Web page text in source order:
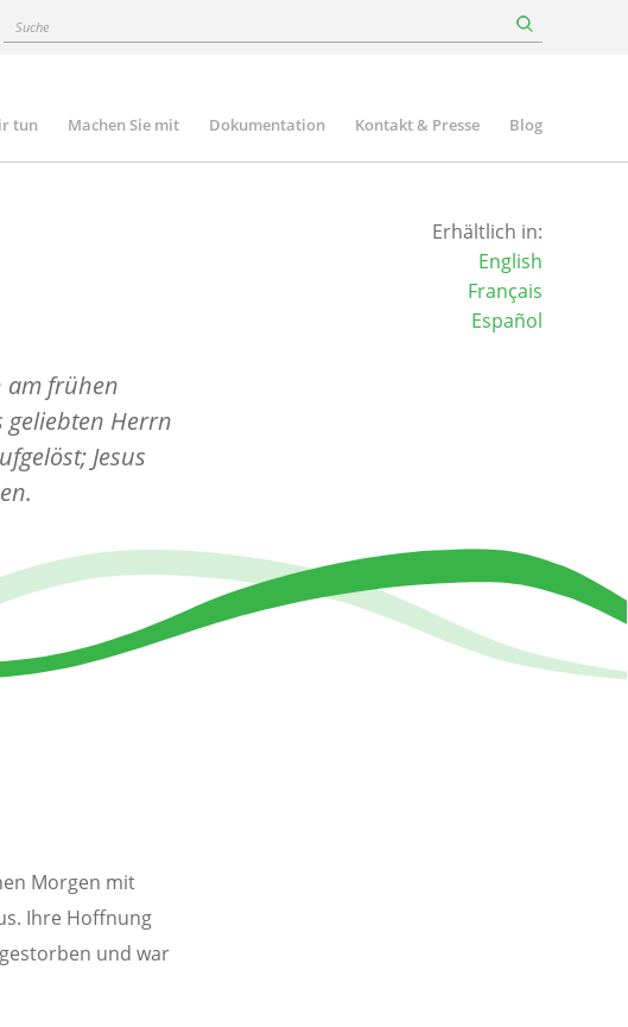
Suche
tun Machen Sie mit Dokumentation Kontakt & Presse Blog
am frühen
Herrn
Jesus
Erhältlich in:
English
Français
Español
Morgen mit
Ihre Hoffnung
und war